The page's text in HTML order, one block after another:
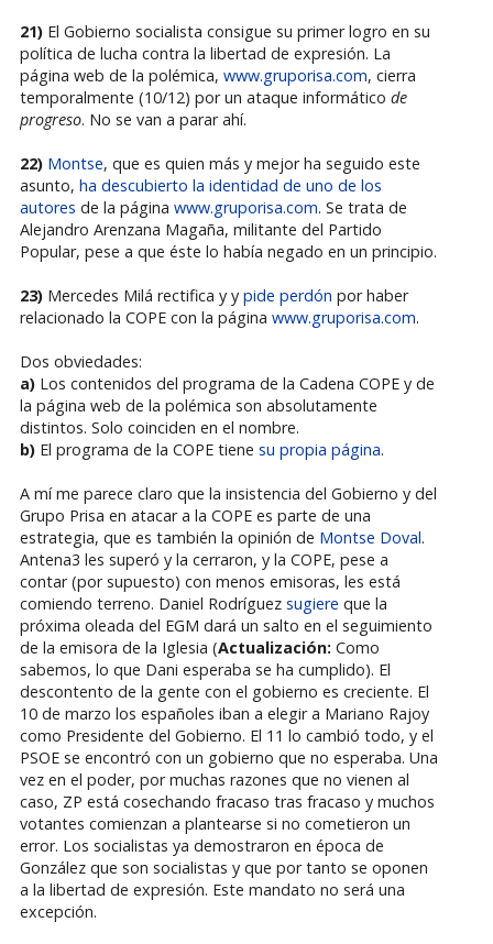
21)El Gobierno socialista consigue su primer logro en su
política de lucha contra la libertad de expresión. La
página web de la polémica, www.gruporisa.com, cierra
temporalmente (10/12) por un ataque informático de
progreso. No se van a parar ahí.
22) Montse, que es quien más y mejor ha seguido este
asunto, ha descubierto la identidad de uno de los
autores de la página www.gruporisa.com. Se trata de
Alejandro Arenzana Magaña, militante del Partido
Popular, pese a que éste lo había negado en un principio.
23)Mercedes Milá rectifica y y pide perdón por haber
relacionado la COPE con la página www.gruporisa.com.
Dos obviedades:
a)Los contenidos del programa de la Cadena COPE y de
la página web de la polémica son absolutamente
distintos. Solo coinciden en el nombre.
b)El programa de la COPE tiene su propia página.
A mí me parece claro que la insistencia del Gobierno y del
Grupo Prisa en atacar a la COPE es parte de una
estrategia, que es también la opinión de Montse Doval.
Antena3 les superó y la cerraron, y la COPE, pese a
contar (por supuesto) con menos emisoras, les está
comiendo terreno. Daniel Rodríguez sugiere que la
próxima oleada del EGM dará un salto en el seguimiento
de la emisora de la Iglesia (Actualización: Como
sabemos, lo que Dani esperaba se ha cumplido). El
descontento de la gente con el gobierno es creciente. El
10 de marzo los españoles iban a elegir a Mariano Rajoy
como Presidente del Gobierno. El 11 lo cambió todo, y el
PSOE se encontró con un gobierno que no esperaba. Una
vez en el poder, por muchas razones que no vienen al
caso, ZP está cosechando fracaso tras fracaso y muchos
votantes comienzan a plantearse si no cometieron un
error. Los socialistas ya demostraron en época de
González que son socialistas y que por tanto se oponen
a la libertad de expresión. Este mandato no será una
excepción.